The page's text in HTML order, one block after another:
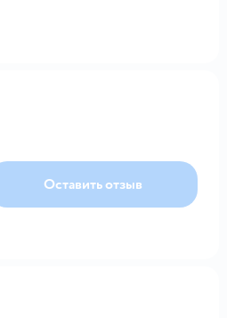
Оставить отзыв